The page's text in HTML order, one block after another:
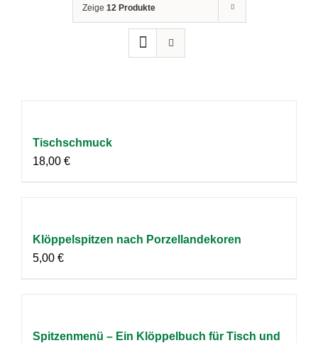
Zeige 12 Produkte
Tischschmuck
18,00 €
Klöppelspitzen nach Porzellandekoren
5,00 €
Spitzenmenü – Ein Klöppelbuch für Tisch und